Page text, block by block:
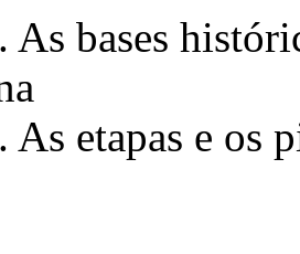
As bases
etapas e os